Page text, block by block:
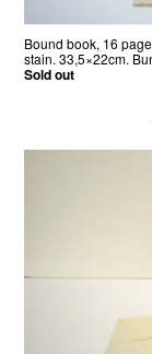
Bound book, 16
stain. 33,5×22cm.
Sold out